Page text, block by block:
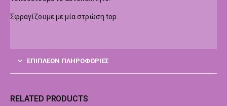
Σφραγίζουμε με μία στρώση top.
ΕΠΙΠΛΈΟΝ ΠΛΗΡΟΦΟΡΊΕΣ
RELATED PRODUCTS